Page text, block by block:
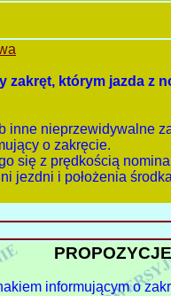
zakręt, którym jazda z
inne nieprzewidywalne
o zakręcie.
się z prędkością
jezdni i położenia
informującym o